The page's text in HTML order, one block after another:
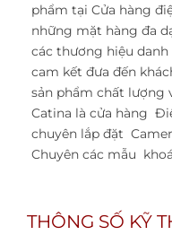
phẩm tại Cửa hàng
những mặt hàng đa
các thương hiệu
cam kết đưa đến
sản phẩm chất lượng
Catina là cửa hàng
chuyên lắp đặt
Chuyên các mẫu
THÔNG SỐ KỸ